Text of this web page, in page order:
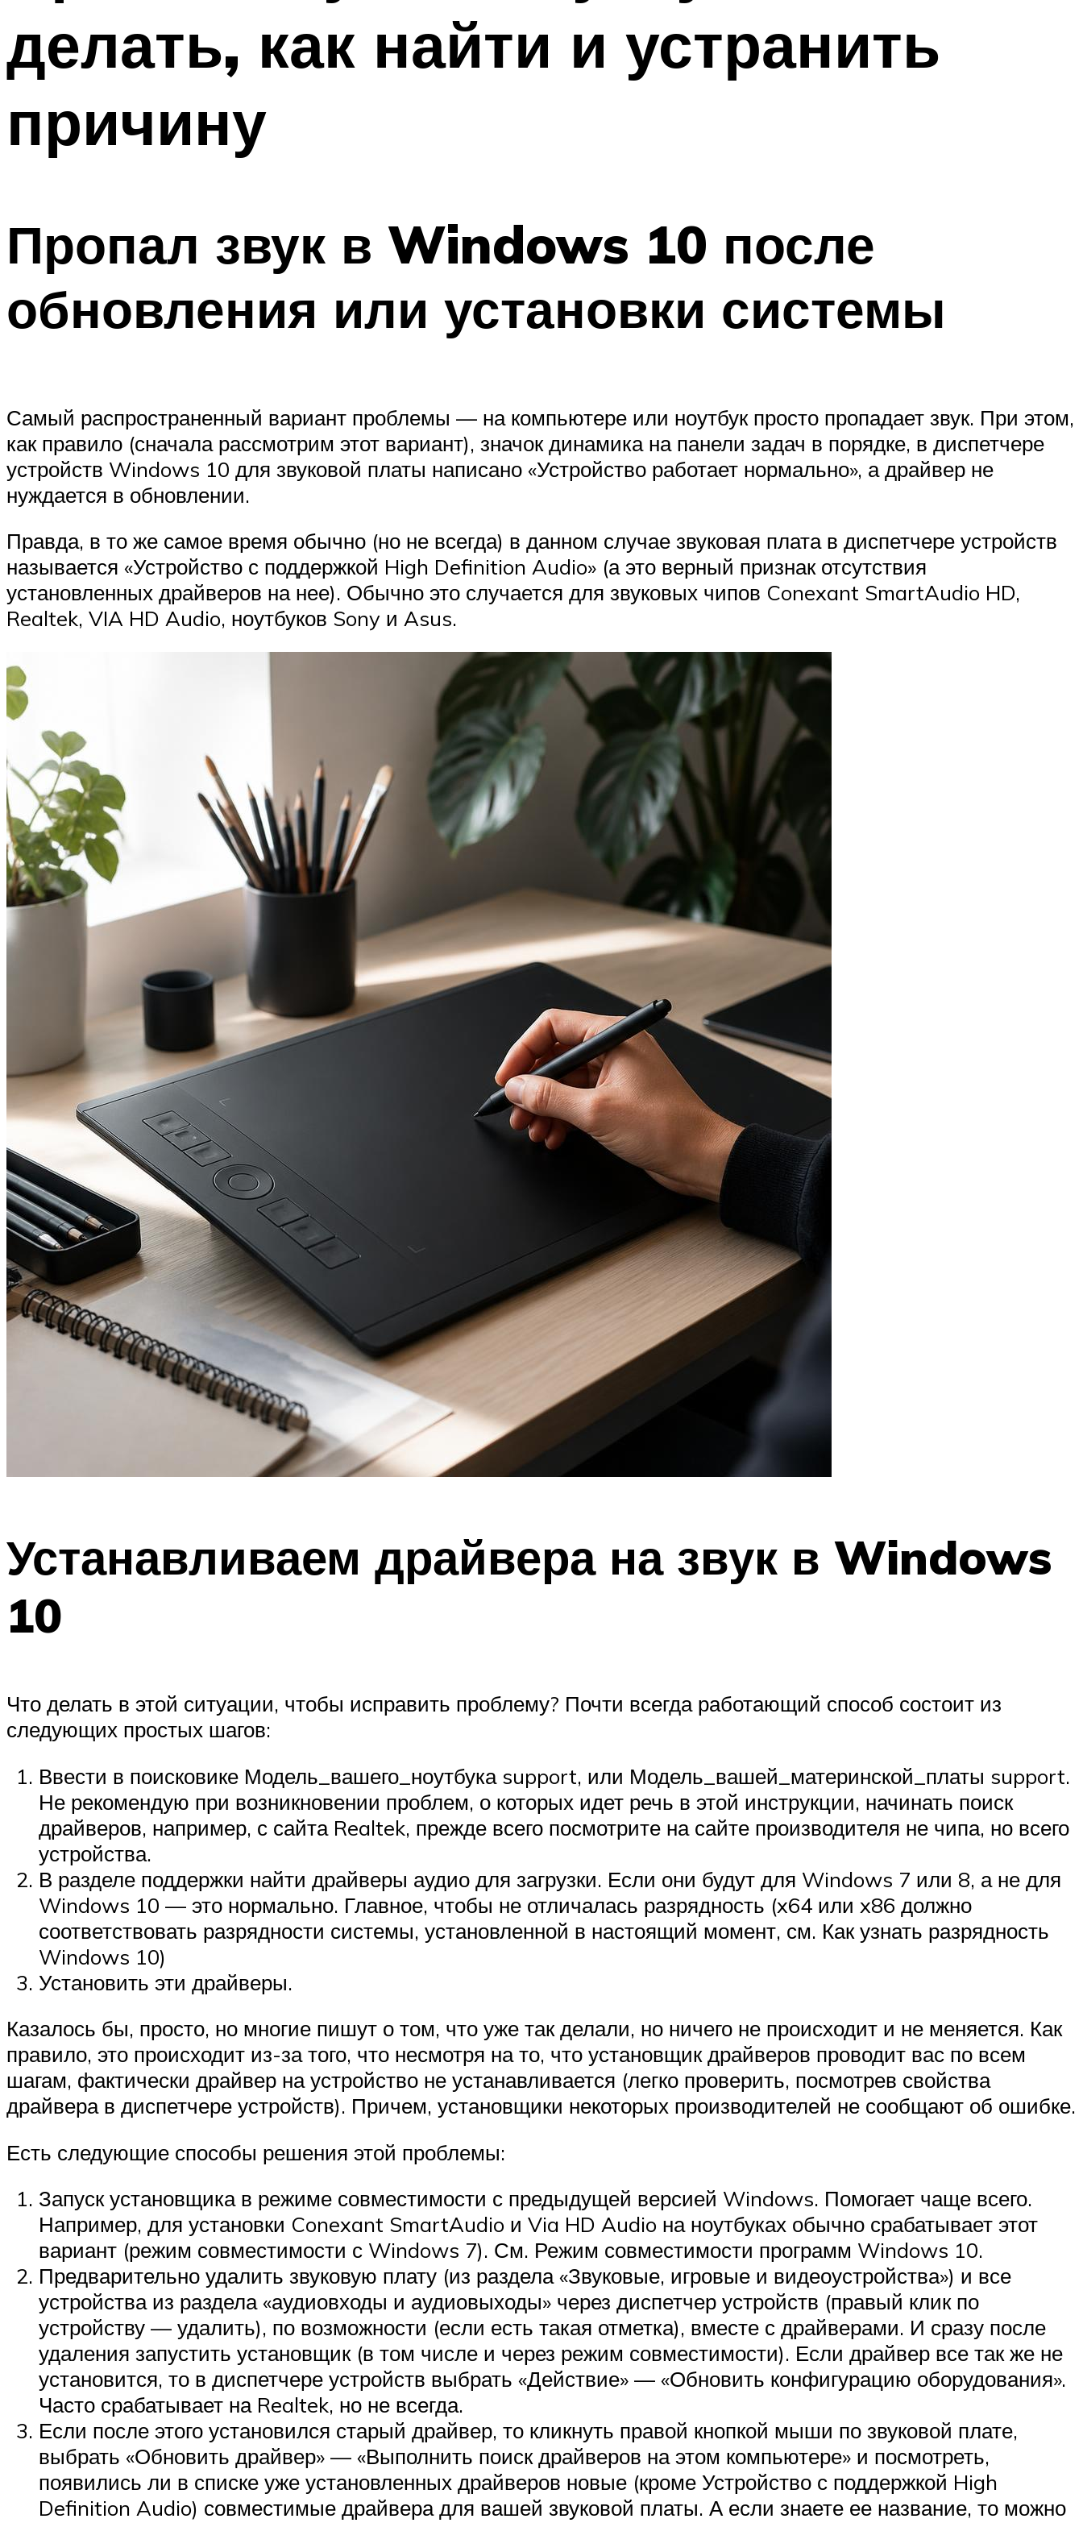
делать, как найти и устранить
причину
Пропал звук в Windows 10 после
обновления или установки системы
Самый распространенный вариант проблемы — на компьютере или ноутбук просто пропадает звук. При этом,
как правило (сначала рассмотрим этот вариант), значок динамика на панели задач в порядке, в диспетчере
устройств Windows 10 для звуковой платы написано «Устройство работает нормально», а драйвер не
нуждается в обновлении.
Правда, в то же самое время обычно (но не всегда) в данном случае звуковая плата в диспетчере устройств
называется «Устройство с поддержкой High Definition Audio» (а это верный признак отсутствия
установленных драйверов на нее). Обычно это случается для звуковых чипов Conexant SmartAudio HD,
Realtek, VIA HD Audio, ноутбуков Sony и Asus.
Устанавливаем драйвера на звук в Windows
10
Что делать в этой ситуации, чтобы исправить проблему? Почти всегда работающий способ состоит из
следующих простых шагов:
Ввести в поисковике Модель_вашего_ноутбука support, или Модель_вашей_материнской_платы support.
Не рекомендую при возникновении проблем, о которых идет речь в этой инструкции, начинать поиск
драйверов, например, с сайта Realtek, прежде всего посмотрите на сайте производителя не чипа, но всего
устройства.
В разделе поддержки найти драйверы аудио для загрузки. Если они будут для Windows 7 или 8, а не для
Windows 10 — это нормально. Главное, чтобы не отличалась разрядность (x64 или x86 должно
соответствовать разрядности системы, установленной в настоящий момент, см. Как узнать разрядность
Windows 10)
Установить эти драйверы.
Казалось бы, просто, но многие пишут о том, что уже так делали, но ничего не происходит и не меняется. Как
правило, это происходит из-за того, что несмотря на то, что установщик драйверов проводит вас по всем
шагам, фактически драйвер на устройство не устанавливается (легко проверить, посмотрев свойства
драйвера в диспетчере устройств). Причем, установщики некоторых производителей не сообщают об ошибке.
Есть следующие способы решения этой проблемы:
Запуск установщика в режиме совместимости с предыдущей версией Windows. Помогает чаще всего.
Например, для установки Conexant SmartAudio и Via HD Audio на ноутбуках обычно срабатывает этот
вариант (режим совместимости с Windows 7). См. Режим совместимости программ Windows 10.
Предварительно удалить звуковую плату (из раздела «Звуковые, игровые и видеоустройства») и все
устройства из раздела «аудиовходы и аудиовыходы» через диспетчер устройств (правый клик по
устройству — удалить), по возможности (если есть такая отметка), вместе с драйверами. И сразу после
удаления запустить установщик (в том числе и через режим совместимости). Если драйвер все так же не
установится, то в диспетчере устройств выбрать «Действие» — «Обновить конфигурацию оборудования».
Часто срабатывает на Realtek, но не всегда.
Если после этого установился старый драйвер, то кликнуть правой кнопкой мыши по звуковой плате,
выбрать «Обновить драйвер» — «Выполнить поиск драйверов на этом компьютере» и посмотреть,
появились ли в списке уже установленных драйверов новые (кроме Устройство с поддержкой High
Definition Audio) совместимые драйвера для вашей звуковой платы. А если знаете ее название, то можно